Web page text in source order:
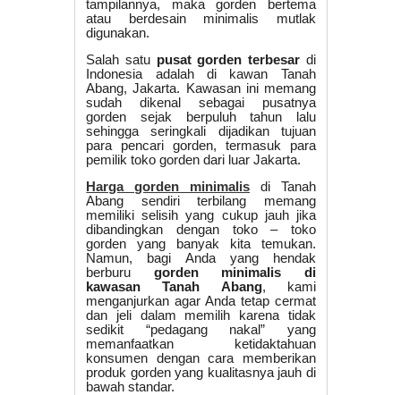
tampilannya, maka gorden bertema
atau berdesain minimalis mutlak
digunakan.
Salah satu pusat gorden terbesar di
Indonesia adalah di kawan Tanah
Abang, Jakarta. Kawasan ini memang
sudah dikenal sebagai pusatnya
gorden sejak berpuluh tahun lalu
sehingga seringkali dijadikan tujuan
para pencari gorden, termasuk para
pemilik toko gorden dari luar Jakarta.
Harga gorden minimalis
di Tanah
Abang sendiri terbilang memang
memiliki selisih yang cukup jauh jika
dibandingkan dengan toko – toko
gorden yang banyak kita temukan.
Namun, bagi Anda yang hendak
berburu
gorden minimalis di
kawasan Tanah Abang, kami
menganjurkan agar Anda tetap cermat
dan jeli dalam memilih karena tidak
sedikit “pedagang nakal” yang
memanfaatkan ketidaktahuan
konsumen dengan cara memberikan
produk gorden yang kualitasnya jauh di
bawah standar.